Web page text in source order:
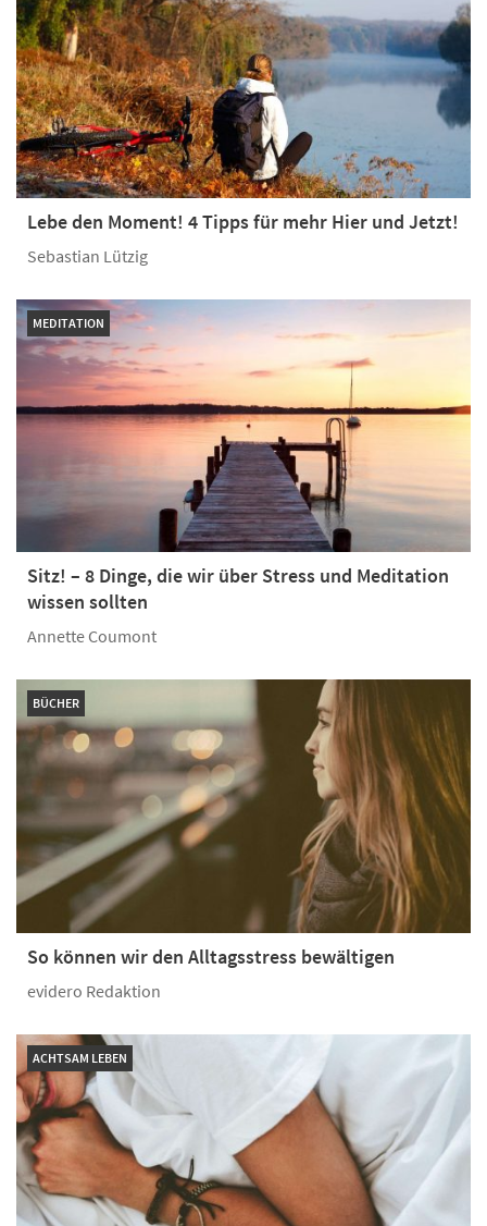
Lebe den Moment! 4 Tipps für mehr Hier und Jetzt!
Sebastian Lützig
MEDITATION
Sitz! – 8 Dinge, die wir über Stress und Meditation
wissen sollten
Annette Coumont
BÜCHER
So können wir den Alltagsstress bewältigen
evidero Redaktion
ACHTSAM LEBEN